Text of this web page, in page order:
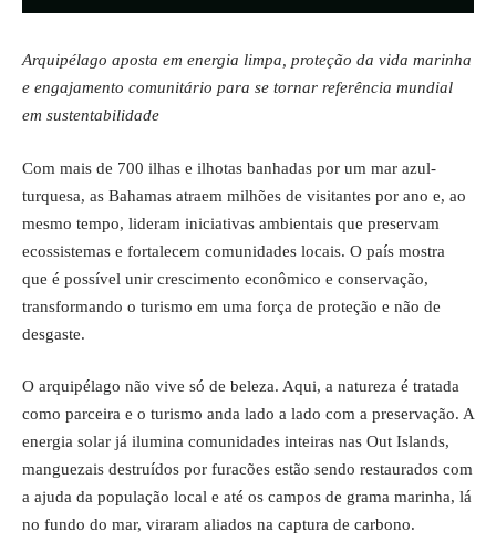
Arquipélago aposta em energia limpa, proteção da vida marinha
e engajamento comunitário para se tornar referência mundial
em sustentabilidade
Com mais de 700 ilhas e ilhotas banhadas por um mar azul-
turquesa, as Bahamas atraem milhões de visitantes por ano e, ao
mesmo tempo, lideram iniciativas ambientais que preservam
ecossistemas e fortalecem comunidades locais. O país mostra
que é possível unir crescimento econômico e conservação,
transformando o turismo em uma força de proteção e não de
desgaste.
O arquipélago não vive só de beleza. Aqui, a natureza é tratada
como parceira e o turismo anda lado a lado com a preservação. A
energia solar já ilumina comunidades inteiras nas Out Islands,
manguezais destruídos por furacões estão sendo restaurados com
a ajuda da população local e até os campos de grama marinha, lá
no fundo do mar, viraram aliados na captura de carbono.